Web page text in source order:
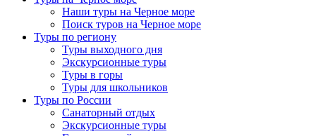
Наши туры на Черное море
Поиск туров на Черное море
Туры по региону
Туры выходного дня
Экскурсионные туры
Туры в горы
Туры для школьников
Туры по России
Санаторный отдых
Экскурсионные туры